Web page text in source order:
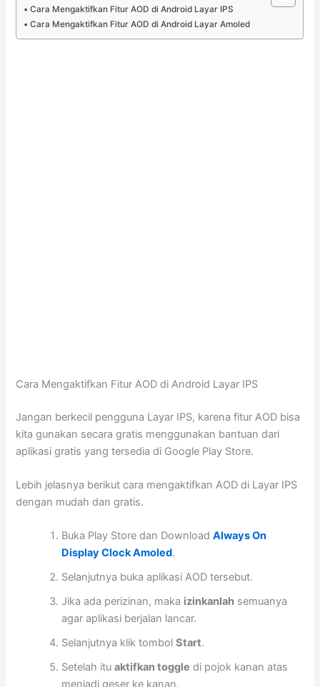
Cara Mengaktifkan Fitur AOD di Android Layar IPS
Cara Mengaktifkan Fitur AOD di Android Layar Amoled
Cara Mengaktifkan Fitur AOD di Android Layar IPS
Jangan berkecil pengguna Layar IPS, karena fitur AOD bisa
kita gunakan secara gratis menggunakan bantuan dari
aplikasi gratis yang tersedia di Google Play Store.
Lebih jelasnya berikut cara mengaktifkan AOD di Layar IPS
dengan mudah dan gratis.
Buka Play Store dan DownloadAlways On
Display Clock Amoled.
Selanjutnya buka aplikasi AOD tersebut.
Jika ada perizinan, maka izinkanlah semuanya
agar aplikasi berjalan lancar.
Selanjutnya klik tombolStart.
Setelah ituaktifkan toggle di pojok kanan atas
menjadi geser ke kanan.